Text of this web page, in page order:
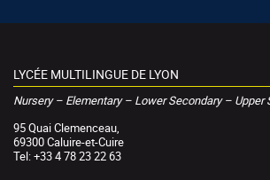
LYCÉE MULTILINGUE DE LYON
Nursery – Elementary – Lower Secondary – Upper
95 Quai Clemenceau,
69300 Caluire-et-Cuire
Tel: +33 4 78 23 22 63